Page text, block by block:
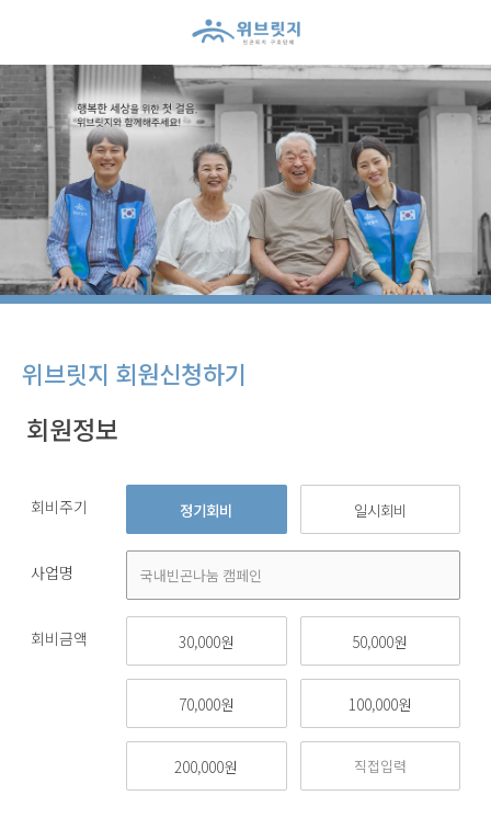
위브릿지 회원신청하기
회원정보
회비주기 정기회비 일시회비
사업명
회비금액 30,000원 50,000원
70,000원 100,000원
200,000원